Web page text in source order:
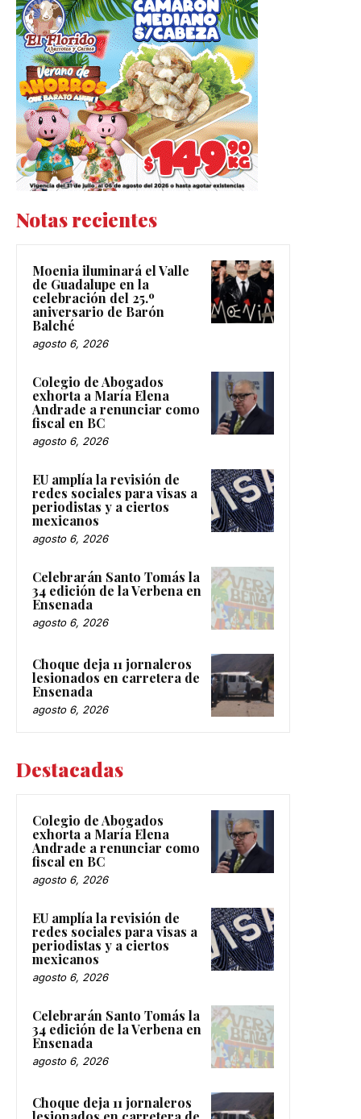
Notas recientes
Moenia iluminará el Valle
de Guadalupe en la
celebración del 25.º
aniversario de Barón
Balché
agosto 6, 2026
Colegio de Abogados
exhorta a María Elena
Andrade a renunciar como
fiscal en BC
agosto 6, 2026
EU amplía la revisión de
redes sociales para visas a
periodistas y a ciertos
mexicanos
agosto 6, 2026
Celebrarán Santo Tomás la
34 edición de la Verbena en
Ensenada
agosto 6, 2026
Choque deja 11 jornaleros
lesionados en carretera de
Ensenada
agosto 6, 2026
Destacadas
Colegio de Abogados
exhorta a María Elena
Andrade a renunciar como
fiscal en BC
agosto 6, 2026
EU amplía la revisión de
redes sociales para visas a
periodistas y a ciertos
mexicanos
agosto 6, 2026
Celebrarán Santo Tomás la
34 edición de la Verbena en
Ensenada
agosto 6, 2026
Choque deja 11 jornaleros